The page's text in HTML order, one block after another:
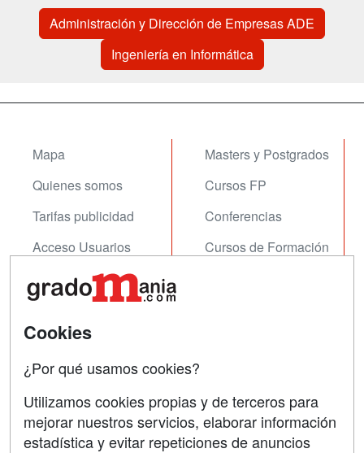
Administración y Dirección de Empresas ADE
Ingeniería en Informática
Mapa
Quienes somos
Tarifas publicidad
Acceso Usuarios
Acceso Centros
Masters y Postgrados
Cursos FP
Conferencias
Cursos de Formación
Contactar
Copyleft
Cookies
¿Por qué usamos cookies?
Utilizamos cookies propias y de terceros para
mejorar nuestros servicios, elaborar información
estadística y evitar repeticiones de anuncios